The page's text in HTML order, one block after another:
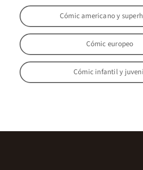
Cómic americano y
Cómic europeo
Cómic infantil y